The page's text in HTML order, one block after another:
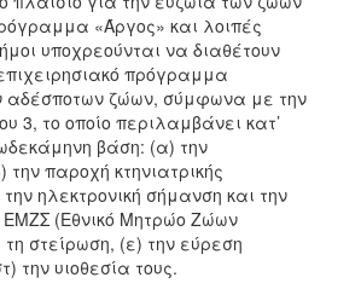
«Άργος» και λοιπές
υποχρεούνται να διαθέτουν
πρόγραμμα
αδέσποτων ζώων, σύμφωνα με την
3, το οποίο περιλαμβάνει κατ’
βάση: (α) την
παροχή κτηνιατρικής
ηλεκτρονική σήμανση και την
(Εθνικό Μητρώο Ζώων
στείρωση, (ε) την εύρεση
την υιοθεσία τους.